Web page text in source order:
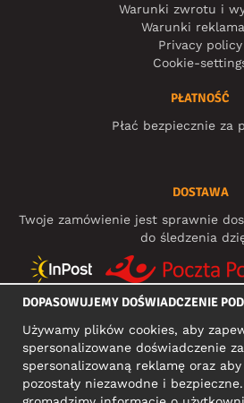
Warunki zwrotu i
Warunki
Privacy policy
Cookie-
PŁATNOŚĆ
Płać bezpiecznie za
DOSTAWA
Twoje zamówienie jest sprawnie
do śledzenia
ADRES
DOPASOWUJEMY DOŚWIADCZENIE
Używamy plików cookies, aby
spersonalizowane doświadczenie
spersonalizowaną reklamę oraz
pozostały niezawodne i